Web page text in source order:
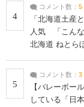
4
コメント数： 5
「北海道土産
人気 「こんな
北海道 ねとら
5
コメント数： 3
【バレーボー
している「日